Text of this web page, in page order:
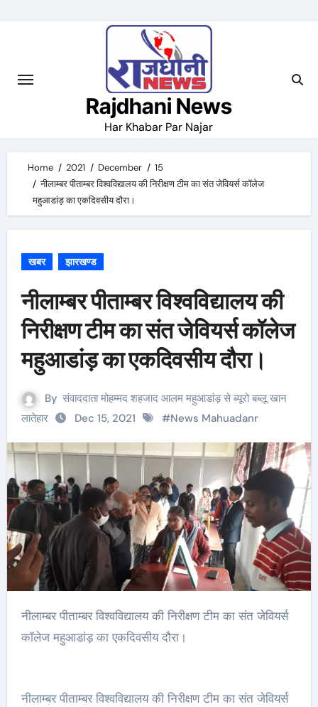
Rajdhani News
Har Khabar Par Najar
Home 2021 December
15
नीलाम्बर पीताम्बर विश्वविद्यालय की निरीक्षण टीम का संत जेवियर्स कॉलेज
महुआडांड़ का एकदिवसीय दौरा।
खबर झारखण्ड
नीलाम्बर पीताम्बर विश्वविद्यालय की
निरीक्षण टीम का संत जेवियर्स कॉलेज
महुआडांड़ का एकदिवसीय दौरा।
By संवाददाता मोहम्मद शहजाद आलम महुआडांड़ से ब्यूरो बब्लू खान
लातेहार
Dec 15, 2021 #News Mahuadanr
नीलाम्बर पीताम्बर विश्वविद्यालय की निरीक्षण टीम का संत जेवियर्स
कॉलेज महुआडांड़ का एकदिवसीय दौरा।
नीलाम्बर पीताम्बर विश्वविद्यालय की निरीक्षण टीम का संत जेवियर्स